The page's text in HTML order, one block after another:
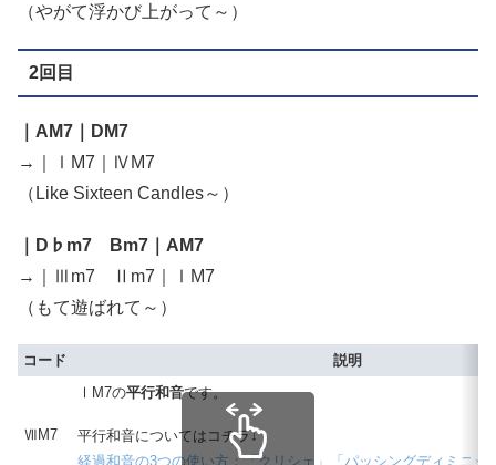
（やがて浮かび上がって～）
2回目
｜AM7｜DM7
→｜ⅠM7｜ⅣM7
（Like Sixteen Candles～）
｜D♭m7 Bm7｜AM7
→｜Ⅲm7 Ⅱm7｜ⅠM7
（もて遊ばれて～）
コード 説明
ⅦM7
ⅠM7の平行和音です。
平行和音についてはコチラ↓
経過和音の3つの使い方：「クリシェ」「パッシングディミニッ